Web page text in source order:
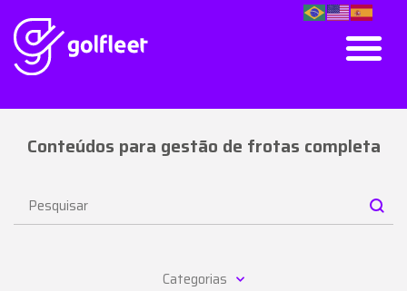
Conteúdos para gestão de frotas completa
Categorias